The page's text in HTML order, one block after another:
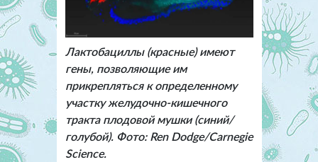
Лактобациллы (красные) имеют
гены, позволяющие им
прикрепляться к определенному
участку желудочно-кишечного
тракта плодовой мушки (синий/
голубой). Фото: Ren Dodge/Carnegie
Science.